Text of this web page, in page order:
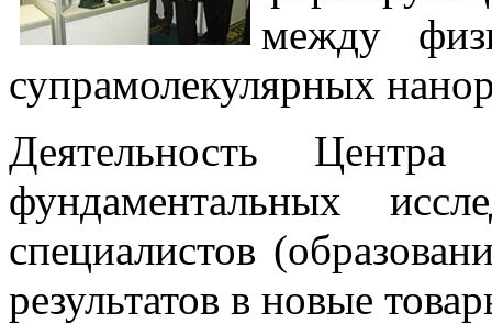
между
супрамолекулярных
Деятельность
фундаментальных
специалистов
результатов в новые